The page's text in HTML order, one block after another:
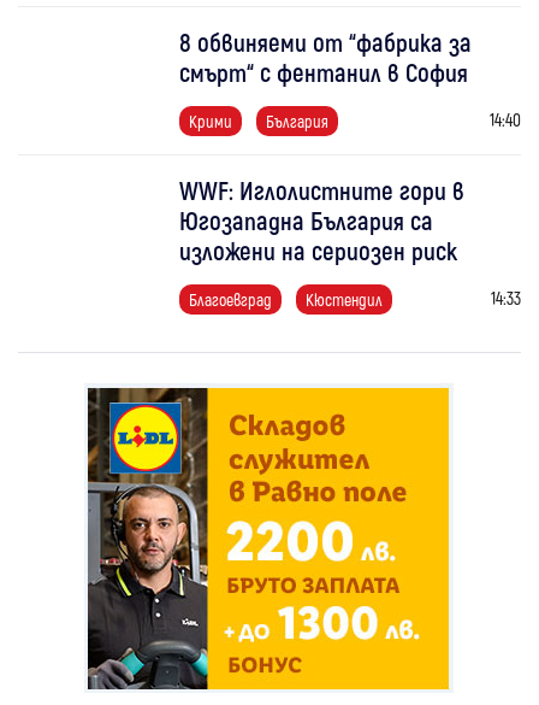
8 обвиняеми от “фабрика за
смърт“ с фентанил в София
Крими България 14:40
WWF: Иглолистните гори в
Югозападна България са
изложени на сериозен риск
Благоевград Кюстендил 14:33